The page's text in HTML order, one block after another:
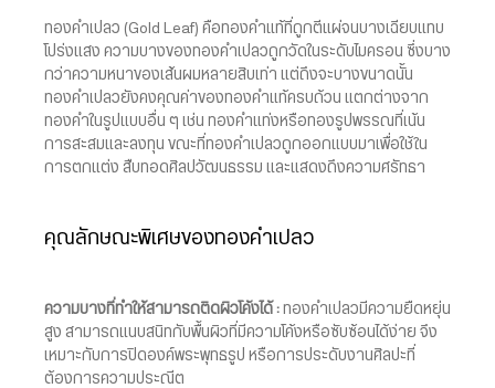
ทองคำเปลว (Gold Leaf) คือทองคำแท้ที่ถูกตีแผ่จนบางเฉียบแทบ
โปร่งแสง ความบางของทองคำเปลวถูกวัดในระดับไมครอน ซึ่งบาง
กว่าความหนาของเส้นผมหลายสิบเท่า แต่ถึงจะบางขนาดนั้น
ทองคำเปลวยังคงคุณค่าของทองคำแท้ครบถ้วน แตกต่างจาก
ทองคำในรูปแบบอื่น ๆ เช่น ทองคำแท่งหรือทองรูปพรรณที่เน้น
การสะสมและลงทุน ขณะที่ทองคำเปลวถูกออกแบบมาเพื่อใช้ใน
การตกแต่ง สืบทอดศิลปวัฒนธรรม และแสดงถึงความศรัทธา
คุณลักษณะพิเศษของทองคำเปลว
ความบางที่ทำให้สามารถติดผิวโค้งได้ : ทองคำเปลวมีความยืดหยุ่น
สูง สามารถแนบสนิทกับพื้นผิวที่มีความโค้งหรือซับซ้อนได้ง่าย จึง
เหมาะกับการปิดองค์พระพุทธรูป หรือการประดับงานศิลปะที่
ต้องการความประณีต